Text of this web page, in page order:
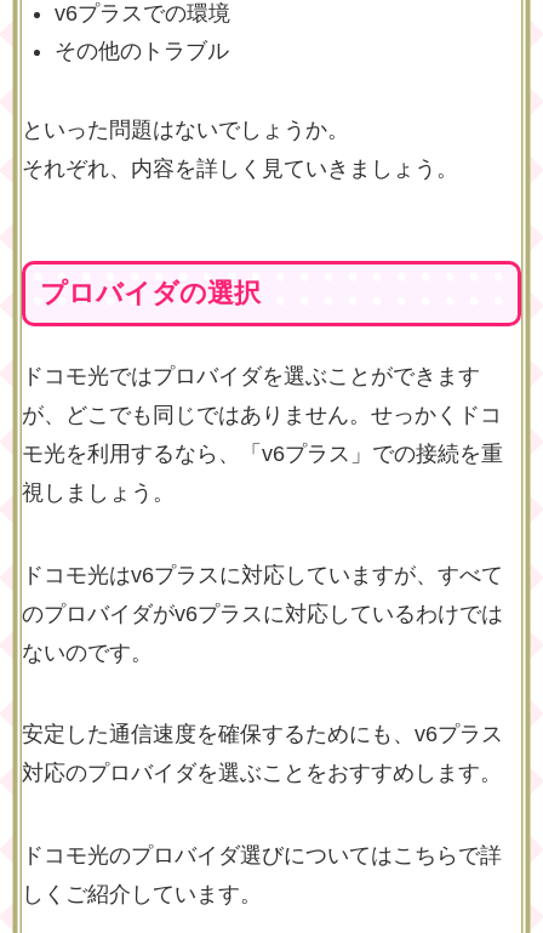
v6プラスでの環境
その他のトラブル
といった問題はないでしょうか。
それぞれ、内容を詳しく見ていきましょう。
プロバイダの選択
ドコモ光ではプロバイダを選ぶことができます
が、どこでも同じではありません。せっかくドコ
モ光を利用するなら、「v6プラス」での接続を重
視しましょう。
ドコモ光はv6プラスに対応していますが、すべて
のプロバイダがv6プラスに対応しているわけでは
ないのです。
安定した通信速度を確保するためにも、v6プラス
対応のプロバイダを選ぶことをおすすめします。
ドコモ光のプロバイダ選びについてはこちらで詳
しくご紹介しています。